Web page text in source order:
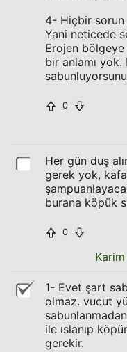
4- Hiçbir sorun
Yani neticede
Erojen bölgeye
bir anlamı yok.
0
Her gün duş
gerek yok,
burana köpük
0
1- Evet şart
olmaz. vucut
ile ıslanıp
gerekir.